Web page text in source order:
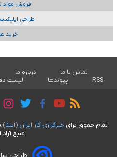
فروش مواد
طراحی
خرید
تماس با ما درباره ما
RSS
پیوندها لیست
تمام حقوق برای خبرگزاری کار ايران (ايلنا)
منبع
طراحی